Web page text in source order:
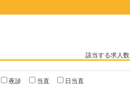
該当する求人数
夜診 当直 日当直